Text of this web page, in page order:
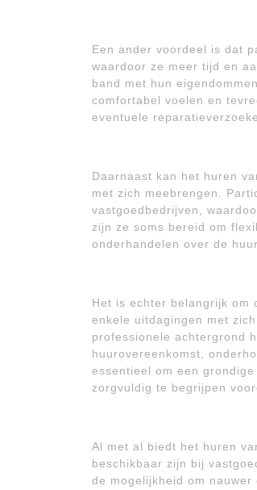
Een ander voordeel is dat
waardoor ze meer tijd en
band met hun
comfortabel voelen en
eventuele
Daarnaast kan het huren
met zich meebrengen.
vastgoedbedrijven,
zijn ze soms bereid om
onderhandelen over de
Het is echter belangrijk om
enkele uitdagingen met
professionele achtergrond
huurovereenkomst,
essentieel om een
zorgvuldig te begrijpen
Al met al biedt het huren
beschikbaar zijn bij
de mogelijkheid om